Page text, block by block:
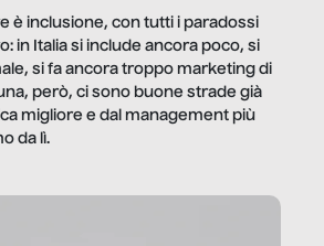
è inclusione, con tutti i paradossi
in Italia si include ancora poco, si
si fa ancora troppo marketing di
però, ci sono buone strade già
migliore e dal management più
da lì.